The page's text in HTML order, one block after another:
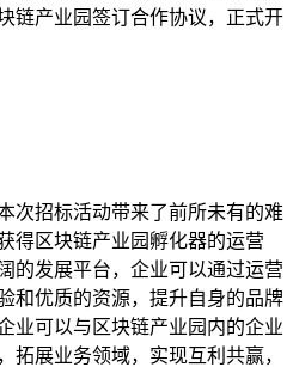
链产业园签订合作协议，正式开
次招标活动带来了前所未有的难
得区块链产业园孵化器的运营
的发展平台，企业可以通过运营
和优质的资源，提升自身的品牌
业可以与区块链产业园内的企业
拓展业务领域，实现互利共赢，